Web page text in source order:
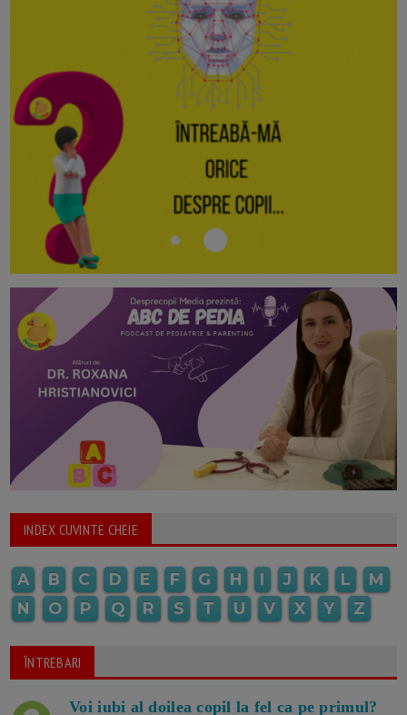
INDEX CUVINTE CHEIE
A B C D E F G H I J K L
M
N
O P Q R S T U V X Y Z
ÎNTREBARI
Voi iubi al doilea copil la fel ca pe primul?